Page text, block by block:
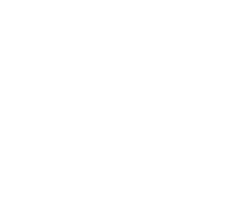
，全新主厨生存实境秀
标榜真实野生道路真人秀，描绘6个男人